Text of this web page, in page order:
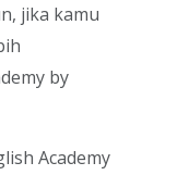
jika kamu
by
Academy